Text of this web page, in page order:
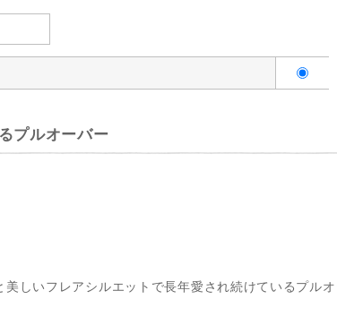
プルオーバー
しいフレアシルエットで長年愛され続けているプルオ